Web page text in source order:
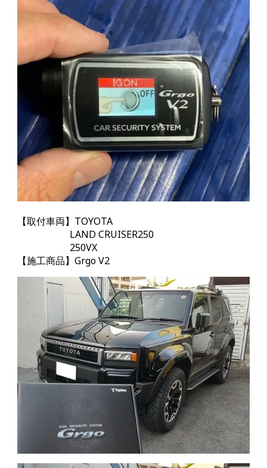
【取付車両】TOYOTA
LAND CRUISER250
250VX
【施工商品】GrgoV2